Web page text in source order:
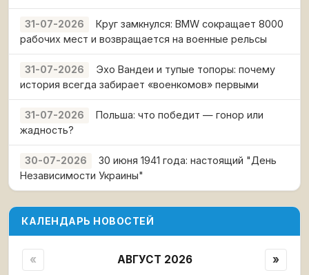
31-07-2026
Круг замкнулся: BMW сокращает 8000
рабочих мест и возвращается на военные рельсы
31-07-2026
Эхо Вандеи и тупые топоры: почему
история всегда забирает «военкомов» первыми
31-07-2026
Польша: что победит — гонор или
жадность?
30-07-2026
30 июня 1941 года: настоящий "День
Независимости Украины"
КАЛЕНДАРЬ НОВОСТЕЙ
« АВГУСТ 2026 »